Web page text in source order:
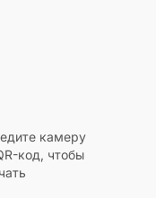
камеру
код, чтобы